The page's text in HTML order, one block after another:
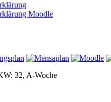
Moodle
32, A-Woche